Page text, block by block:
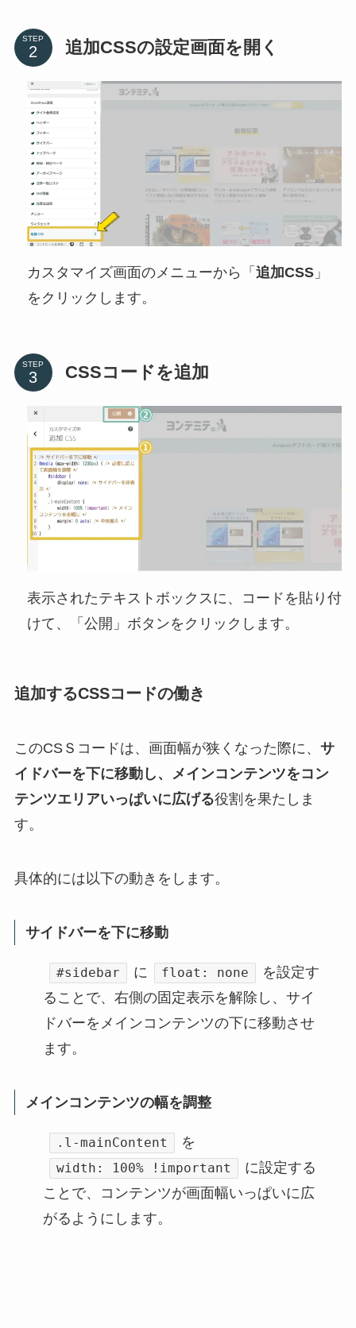
STEP 追加CSSの設定画面を開く
カスタマイズ画面のメニューから「 追加CSS」
をクリックします。
STEP CSSコードを追加
表示されたテキストボックスに、コードを貼り付
けて、「公開」ボタンをクリックします。
追加するCSSコードの働き
このCSＳコードは、画面幅が狭くなった際に、 サ
イドバーを下に移動し、メインコンテンツをコン
テンツエリアいっぱいに広げる役割を果たしま
す。
具体的には以下の動きをします。
サイドバーを下に移動
#sidebar に float: none
を設定す
ることで、右側の固定表示を解除し、サイ
ドバーをメインコンテンツの下に移動させ
ます。
メインコンテンツの幅を調整
.l-mainContent を
width: 100% !important
に設定する
ことで、コンテンツが画面幅いっぱいに広
がるようにします。